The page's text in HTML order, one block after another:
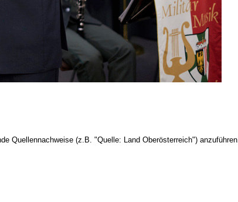
Quellennachweise (z.B. "Quelle: Land Oberösterreich") anzuführen.